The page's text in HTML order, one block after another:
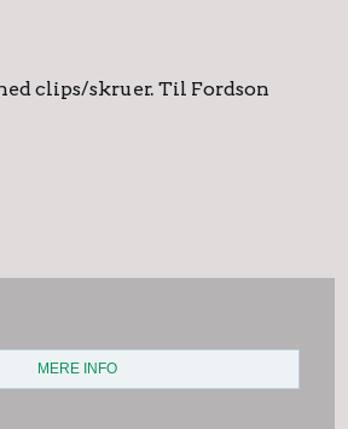
clips/skruer. Til Fordson
MERE INFO